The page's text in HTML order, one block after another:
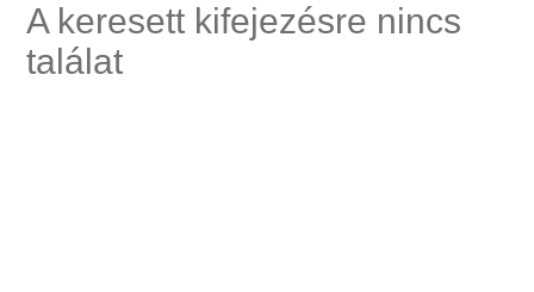
A keresett kifejezésre nincs
találat